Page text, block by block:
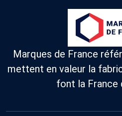
Marques de France
mettent en valeur la
font la France